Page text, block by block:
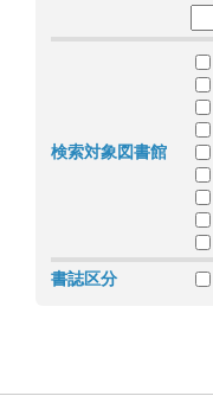
検索対象図書館
書誌区分